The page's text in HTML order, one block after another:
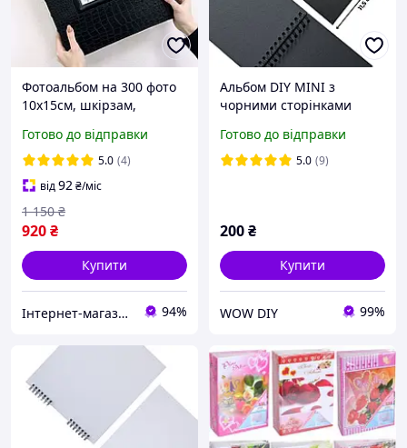
Фотоальбом на 300 фото
10x15см, шкірзам,
фотографій)
Готово до відправки
5.0 (4)
від92₴/міс
920₴
1 150 ₴
Купити
Інтернет-магазин Bigs 94%
Альбом DIY MINI з
чорними сторінками
фото чорний 40 сторінок
| Чорний фотоальбом
Готово до відправки
5.0 (9)
200₴
Купити
WOW DIY 99%